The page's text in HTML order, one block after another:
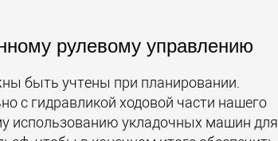
рулевому управлению
быть учтены при планировании.
с гидравликой ходовой части нашего
использованию укладочных машин для